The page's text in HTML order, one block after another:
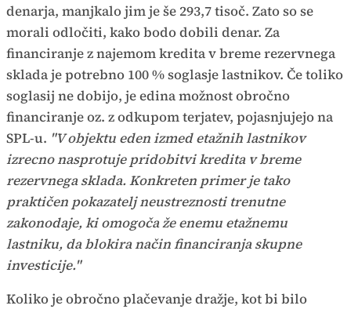
denarja, manjkalo jim je še 293,7 tisoč. Zato so se
morali odločiti, kako bodo dobili denar. Za
financiranje z najemom kredita v breme rezervnega
sklada je potrebno 100 % soglasje lastnikov. Če toliko
soglasij ne dobijo, je edina možnost obročno
financiranje oz. z odkupom terjatev, pojasnjujejo na
SPL-u. "V objektu eden izmed etažnih lastnikov
izrecno nasprotuje pridobitvi kredita v breme
rezervnega sklada. Konkreten primer je tako
praktičen pokazatelj neustreznosti trenutne
zakonodaje, ki omogoča že enemu etažnemu
lastniku, da blokira način financiranja skupne
investicije."
Koliko je obročno plačevanje dražje, kot bi bilo